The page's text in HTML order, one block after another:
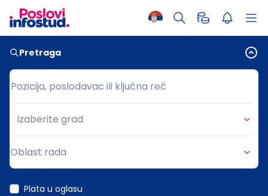
Pretraga
Pozicija, poslodavac ili ključna reč
Pozicija, poslodavac ili ključna reč
Grad
Izaberite grad
Oblast rada
Plata u oglasu